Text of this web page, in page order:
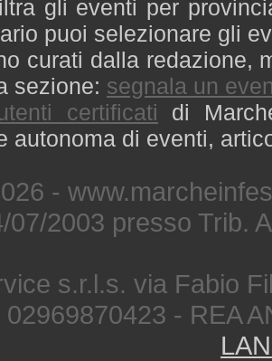
gli eventi per
puoi selezionare gli
curati dalla redazione,
sezione: segnala un
certificati di
autonoma di eventi,
-
07/2003 presso Trib.
s.r.l.s. via Fabio
02969870423 - REA